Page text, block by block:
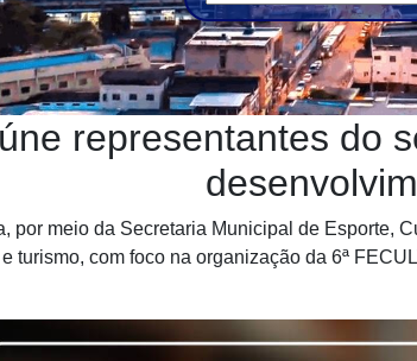
representantes do
por meio da Secretaria Municipal de Esporte,
turismo, com foco na organização da 6ª